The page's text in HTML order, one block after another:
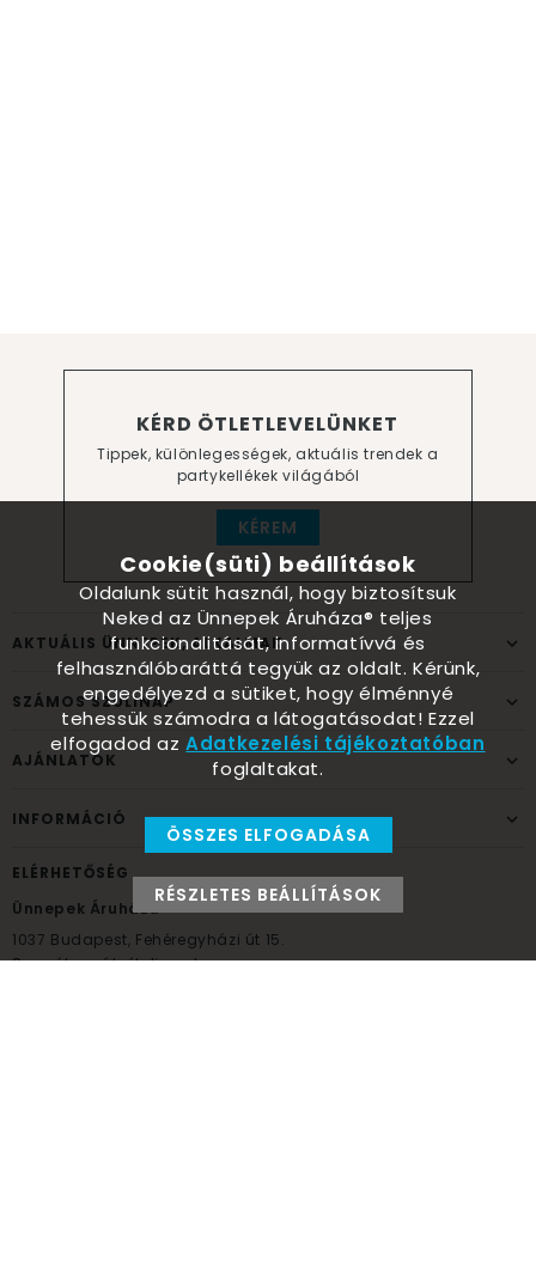
KÉRD ÖTLETLEVELÜNKET
Tippek, különlegességek, aktuális trendek a
partykellékek világából
KÉREM
AKTUÁLIS ÜNNEPEK, ALKALMAK
SZÁMOS SZÜLINAP
AJÁNLATOK
INFORMÁCIÓ
ELÉRHETŐSÉG
Ünnepek Áruháza
1037 Budapest, Fehéregyházi út 15.
Személyes átvételi pont
Cookie(süti) beállítások
Oldalunk sütit használ, hogy biztosítsuk
Neked az Ünnepek Áruháza® teljes
funkcionalitását, informatívvá és
felhasználóbaráttá tegyük az oldalt. Kérünk,
engedélyezd a sütiket, hogy élménnyé
tehessük számodra a látogatásodat! Ezzel
elfogadod azAdatkezelési tájékoztatóban
foglaltakat.
ÖSSZES ELFOGADÁSA
RÉSZLETES BEÁLLÍTÁSOK